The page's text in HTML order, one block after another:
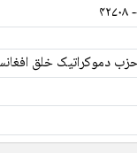
دموکراتیک خلق